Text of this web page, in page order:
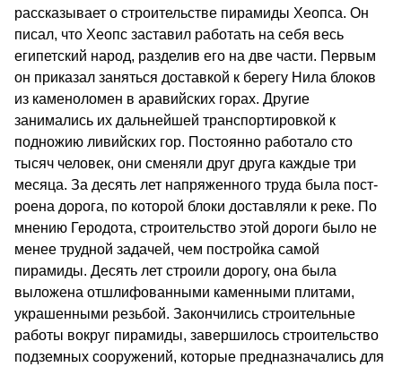
рассказывает о строительстве пирамиды Хе­опса. Он
писал, что Хеопс заставил работать на себя весь
египетский народ, разделив его на две части. Первым
он приказал заняться доставкой к берегу Ни­ла блоков
из каменоломен в аравийских горах. Дру­гие
занимались их дальнейшей транспортировкой к
подножию ливийских гор. Постоянно работало сто
тысяч человек, они сменяли друг друга каждые три
месяца. За десять лет напряженного труда была пост­
роена дорога, по которой блоки доставляли к реке. По
мнению Геродота, строительство этой дороги бы­ло не
менее трудной задачей, чем постройка самой
пирамиды. Десять лет строили дорогу, она была
выложена отшлифованными каменными плитами,
украшенными резьбой. Закончились строительные
работы вокруг пирамиды, завершилось строительст­во
подземных сооружений, которые предназнача­лись для